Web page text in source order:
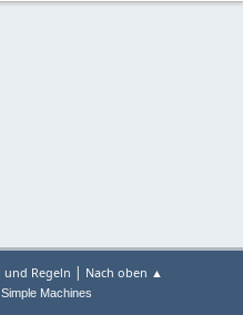
Regeln | Nach oben ▲
Simple Machines